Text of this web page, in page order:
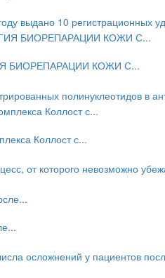
выдано 10 регистрационных
БИОРЕПАРАЦИИ КОЖИ С...
полинуклеотидов в
Коллост с...
от которого невозможно
осложнений у пациентов